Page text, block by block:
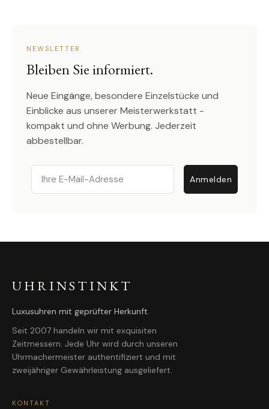
NEWSLETTER
Bleiben Sie informiert.
Neue Eingänge, besondere Einzelstücke und
Einblicke aus unserer Meisterwerkstatt -
kompakt und ohne Werbung. Jederzeit
abbestellbar.
Email
Anmelden
UHRINSTINKT
Luxusuhren mit geprüfter Herkunft.
Seit 2007 handeln wir mit exquisiten
Zeitmessern. Jede Uhr wird durch unseren
Uhrmachermeister authentifiziert und mit
zweijähriger Gewährleistung ausgeliefert.
KONTAKT